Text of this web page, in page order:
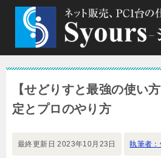
【せどりすと最強の使い
定とプロのやり方
最終更新日2023年10月23日 執筆者